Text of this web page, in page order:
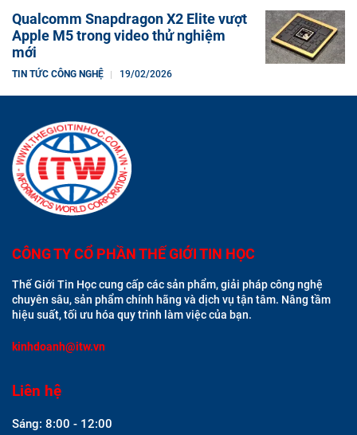
Qualcomm Snapdragon X2 Elite vượt
Apple M5 trong video thử nghiệm
mới
TIN TỨC CÔNG NGHỆ 19/02/2026
CÔNG TY CỔ PHẦN THẾ GIỚI TIN HỌC
Thế Giới Tin Học cung cấp các sản phẩm, giải pháp công nghệ
chuyên sâu, sản phẩm chính hãng và dịch vụ tận tâm. Nâng tầm
hiệu suất, tối ưu hóa quy trình làm việc của bạn.
kinhdoanh@itw.vn
Liên hệ
Sáng: 8:00 - 12:00